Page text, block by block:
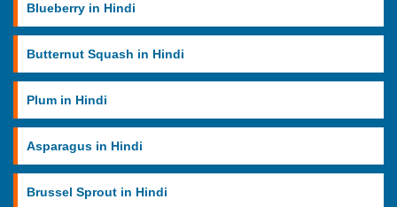
Blueberry in Hindi
Butternut Squash in Hindi
Plum in Hindi
Asparagus in Hindi
Brussel Sprout in Hindi